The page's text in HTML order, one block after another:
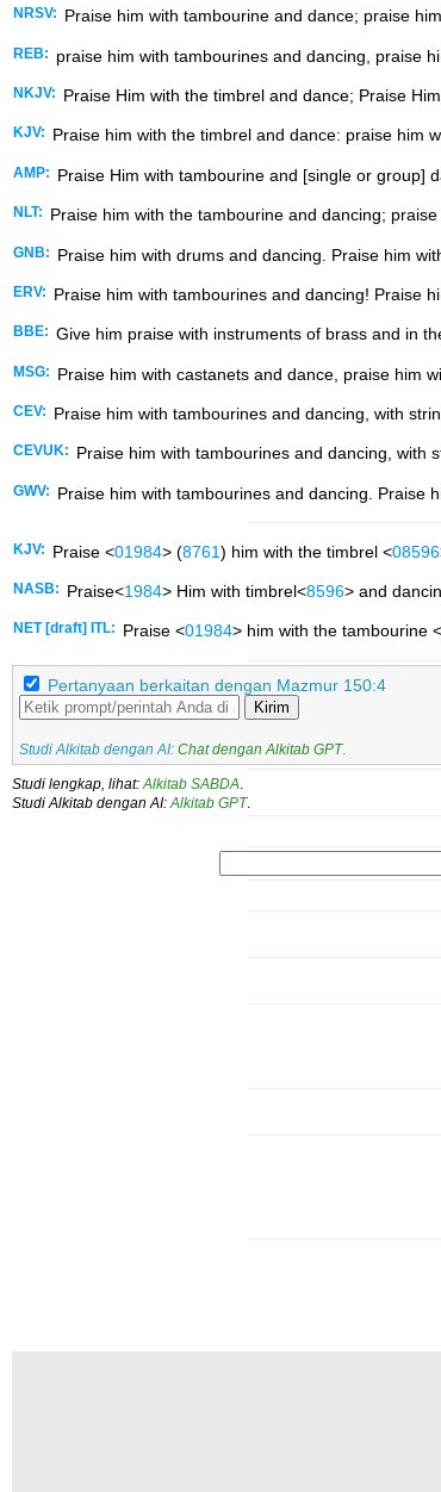
NRSV: Praise him with tambourine and dance; praise
REB: praise him with tambourines and dancing, praise
NKJV: Praise Him with the timbrel and dance; Praise
KJV: Praise him with the timbrel and dance: praise him
AMP: Praise Him with tambourine and [single or group]
NLT: Praise him with the tambourine and dancing;
GNB: Praise him with drums and dancing. Praise him
ERV: Praise him with tambourines and dancing! Praise
BBE: Give him praise with instruments of brass and in
MSG: Praise him with castanets and dance, praise him
CEV: Praise him with tambourines and dancing, with
CEVUK: Praise him with tambourines and dancing, with
GWV: Praise him with tambourines and dancing. Praise
KJV: Praise <01984> (8761) him with the timbrel <08596
NASB: Praise<1984> Him with timbrel<8596> and
NET [draft] ITL: Praise <01984> him with the tambourine <
Pertanyaan berkaitan dengan Mazmur 150:4
Kirim
Studi Alkitab dengan AI: Chat dengan Alkitab GPT.
Studi lengkap, lihat: Alkitab SABDA
Studi Alkitab dengan AI: Alkitab GPT.